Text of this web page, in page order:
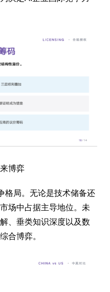
博弈
格局。无论是技术储备还
场中占据主导地位。未
、垂类知识深度以及数
合博弈。